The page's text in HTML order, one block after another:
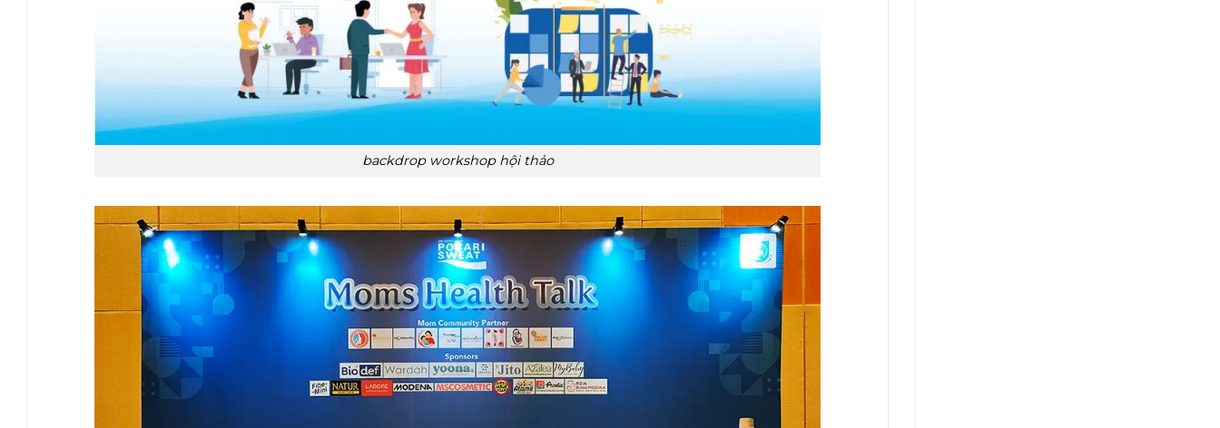
backdrop workshop hội thảo